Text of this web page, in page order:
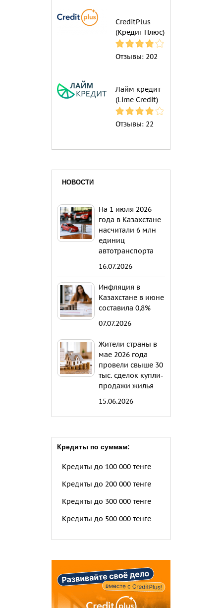
CreditPlus
(Кредит Плюс)
Отзывы: 202
Лайм кредит
(Lime Credit)
Отзывы: 22
НОВОСТИ
На 1 июля 2026
года в Казахстане
насчитали 6 млн
единиц
автотранспорта
16.07.2026
Инфляция в
Казахстане в июне
составила 0,8%
07.07.2026
Жители страны в
мае 2026 года
провели свыше 30
тыс. сделок купли-
продажи жилья
15.06.2026
Кредиты по суммам:
Кредиты до 100 000 тенге
Кредиты до 200 000 тенге
Кредиты до 300 000 тенге
Кредиты до 500 000 тенге